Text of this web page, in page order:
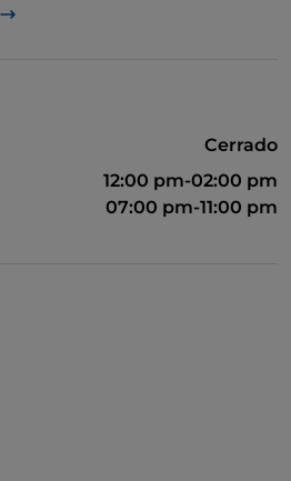
Cerrado
12:00 pm-02:00 pm
07:00 pm-11:00 pm